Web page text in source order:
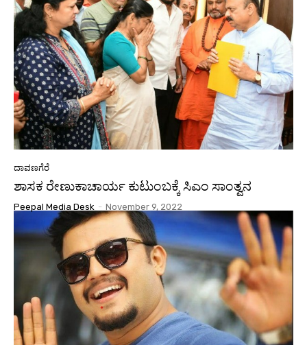
ದಾವಣಗೆರೆ
ಶಾಸಕ ರೇಣುಕಾಚಾರ್ಯ ಕುಟುಂಬಕ್ಕೆ ಸಿಎಂ ಸಾಂತ್ವನ
Peepal Media Desk - November 9, 2022